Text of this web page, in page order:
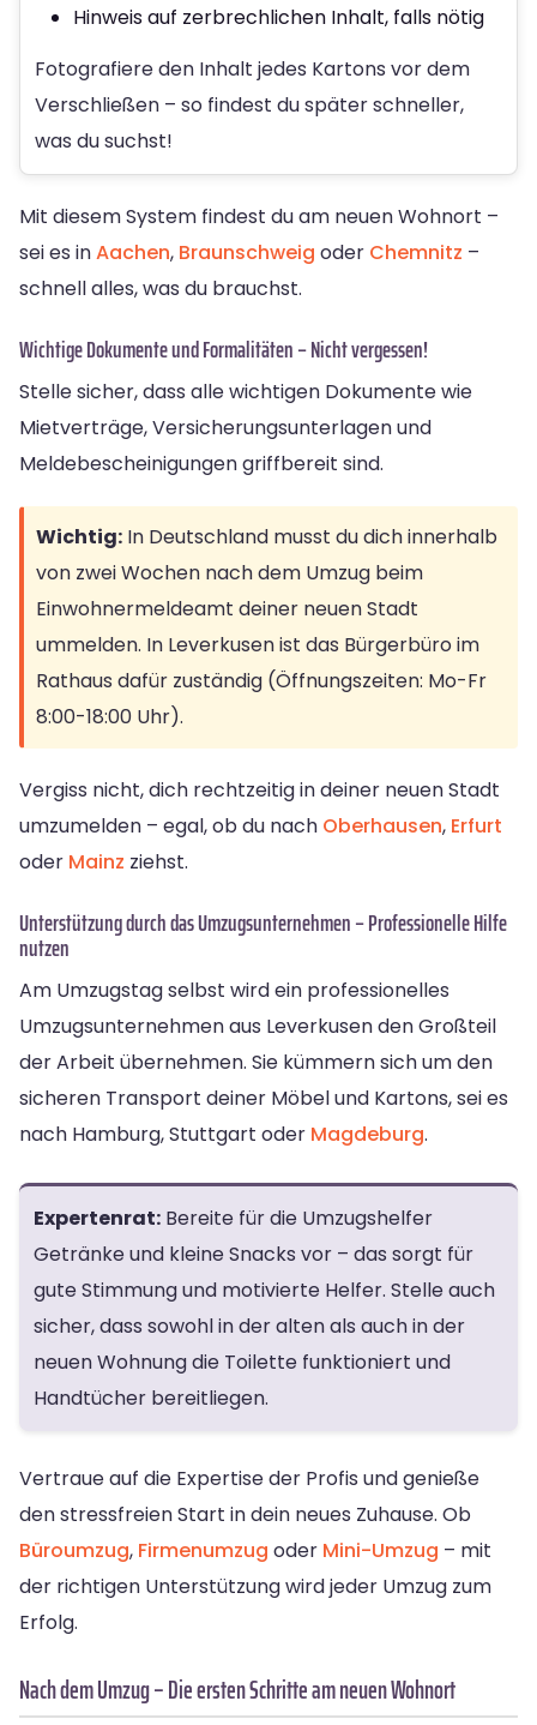
Hinweis auf zerbrechlichen Inhalt, falls nötig
Fotografiere den Inhalt jedes Kartons vor dem
Verschließen – so findest du später schneller,
was du suchst!
Mit diesem System findest du am neuen Wohnort –
sei es inAachen, Braunschweig oder Chemnitz –
schnell alles, was du brauchst.
Wichtige Dokumente und Formalitäten – Nicht vergessen!
Stelle sicher, dass alle wichtigen Dokumente wie
Mietverträge, Versicherungsunterlagen und
Meldebescheinigungen griffbereit sind.
Wichtig: In Deutschland musst du dich innerhalb
von zwei Wochen nach dem Umzug beim
Einwohnermeldeamt deiner neuen Stadt
ummelden. In Leverkusen ist das Bürgerbüro im
Rathaus dafür zuständig (Öffnungszeiten: Mo-Fr
8:00-18:00 Uhr).
Vergiss nicht, dich rechtzeitig in deiner neuen Stadt
umzumelden – egal, ob du nach Oberhausen, Erfurt
oder Mainz ziehst.
Unterstützung durch das Umzugsunternehmen – Professionelle Hilfe
nutzen
Am Umzugstag selbst wird ein professionelles
Umzugsunternehmen aus Leverkusen den Großteil
der Arbeit übernehmen. Sie kümmern sich um den
sicheren Transport deiner Möbel und Kartons, sei es
nach Hamburg, Stuttgart oder Magdeburg.
Expertenrat: Bereite für die Umzugshelfer
Getränke und kleine Snacks vor – das sorgt für
gute Stimmung und motivierte Helfer. Stelle auch
sicher, dass sowohl in der alten als auch in der
neuen Wohnung die Toilette funktioniert und
Handtücher bereitliegen.
Vertraue auf die Expertise der Profis und genieße
den stressfreien Start in dein neues Zuhause. Ob
Büroumzug, Firmenumzug oder Mini-Umzug – mit
der richtigen Unterstützung wird jeder Umzug zum
Erfolg.
Nach dem Umzug – Die ersten Schritte am neuen Wohnort